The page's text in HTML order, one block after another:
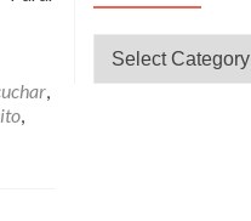
,
,
CATEGORÍAS